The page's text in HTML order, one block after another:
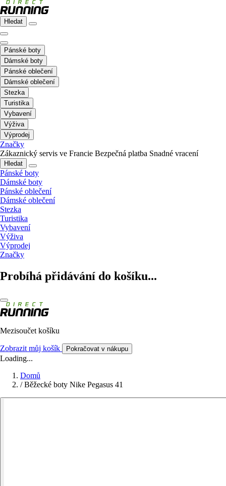
Hledat
Pánské boty
Dámské boty
Pánské oblečení
Dámské oblečení
Stezka
Turistika
Vybavení
Výživa
Výprodej
Značky
Zákaznický servis ve Francie Bezpečná platba Snadné vracení
Hledat
Pánské boty
Dámské boty
Pánské oblečení
Dámské oblečení
Stezka
Turistika
Vybavení
Výživa
Výprodej
Značky
Probíhá přidávání do košíku...
Mezisoučet košíku
Zobrazit můj košík Pokračovat v nákupu
Loading...
Domů
/ Běžecké boty Nike Pegasus 41